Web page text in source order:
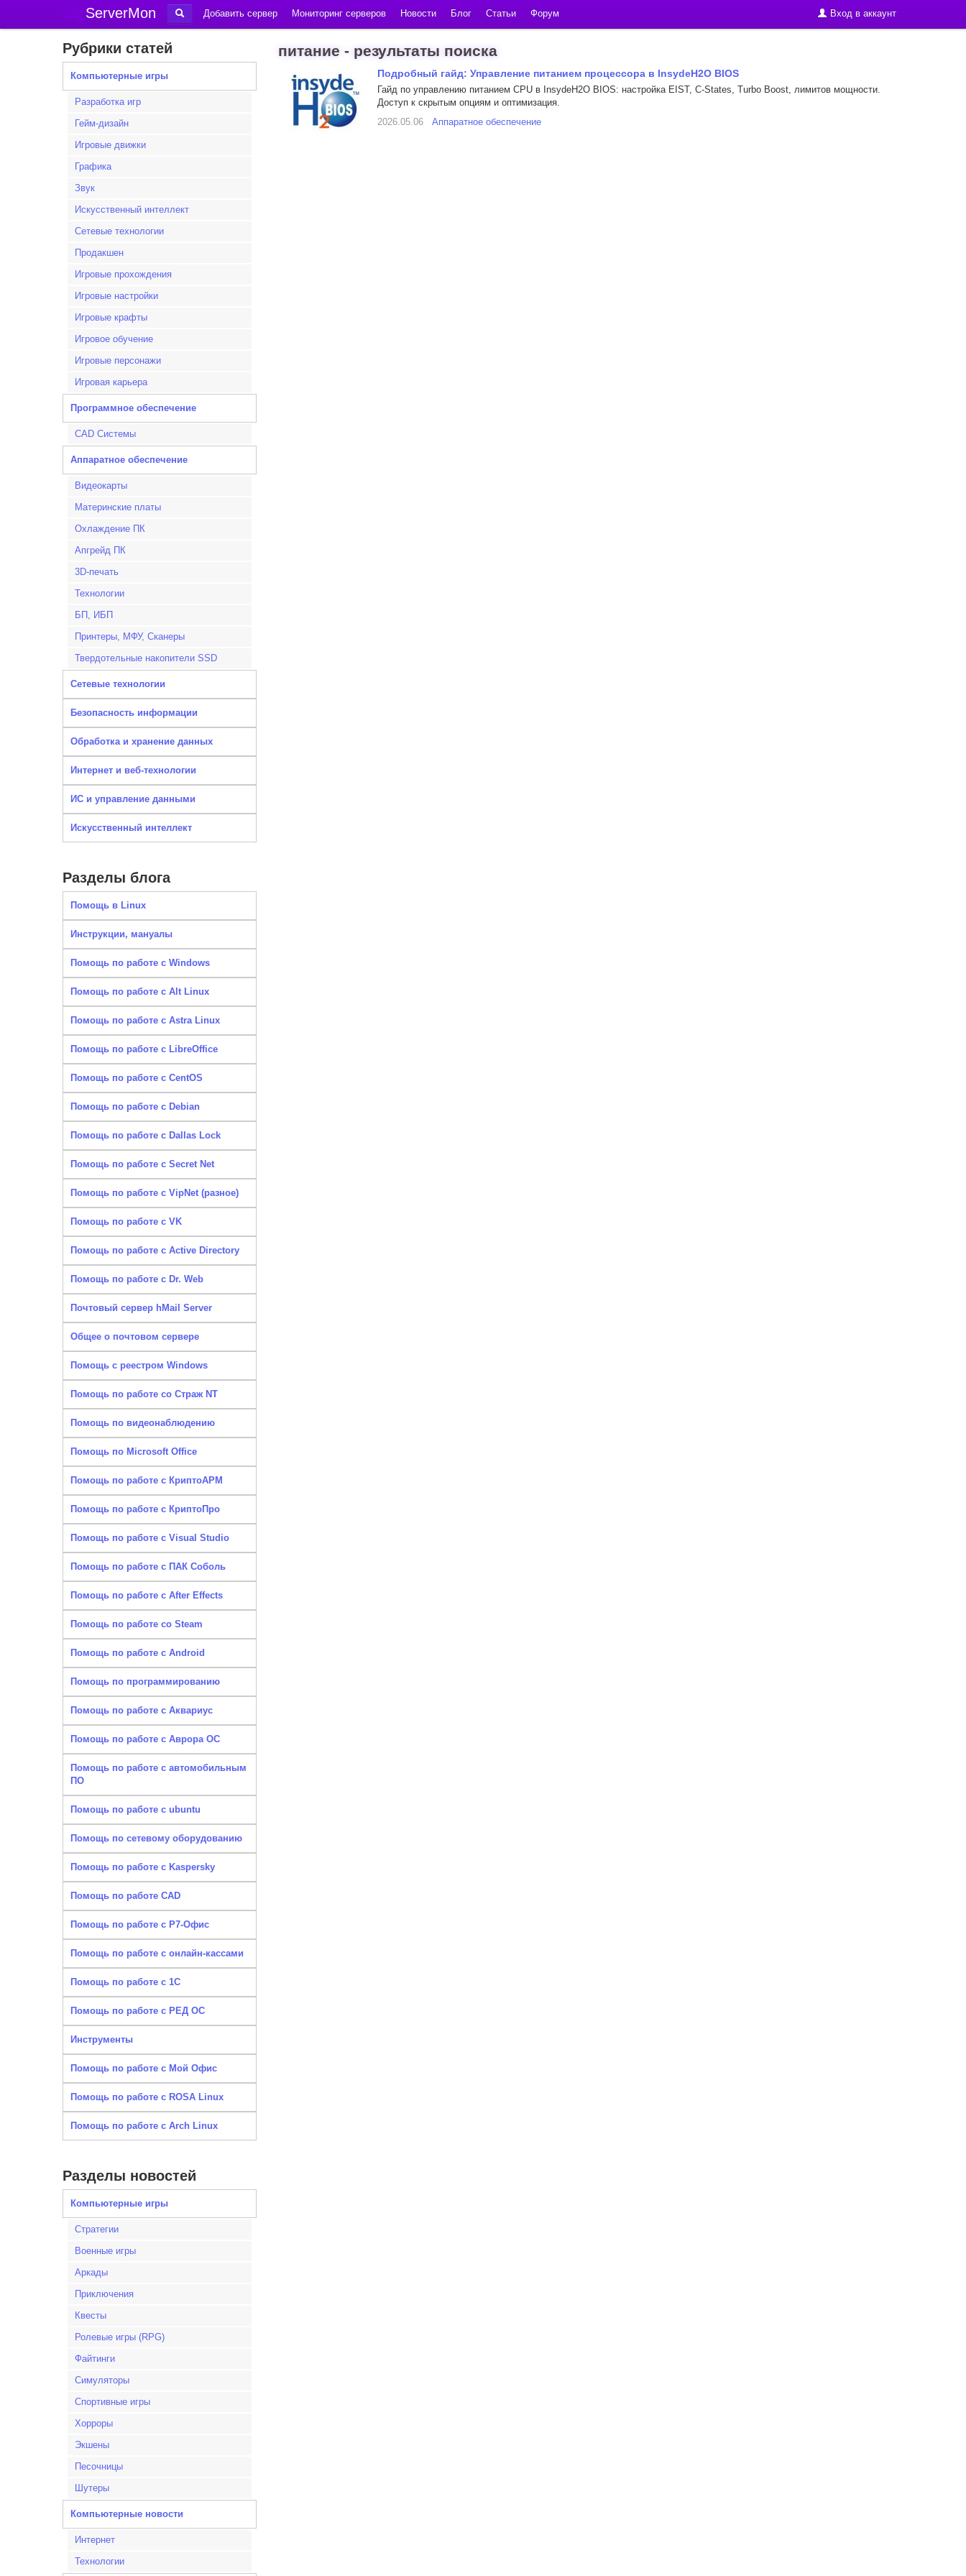
ServerMon Добавить сервер Мониторинг серверов Новости Блог Статьи Форум Вход в аккаунт
Рубрики статей
Компьютерные игры
Разработка игр
Гейм-дизайн
Игровые движки
Графика
Звук
Искусственный интеллект
Сетевые технологии
Продакшен
Игровые прохождения
Игровые настройки
Игровые крафты
Игровое обучение
Игровые персонажи
Игровая карьера
Программное обеспечение
CAD Системы
Аппаратное обеспечение
Видеокарты
Материнские платы
Охлаждение ПК
Апгрейд ПК
3D-печать
Технологии
БП, ИБП
Принтеры, МФУ, Сканеры
Твердотельные накопители SSD
Сетевые технологии
Безопасность информации
Обработка и хранение данных
Интернет и веб-технологии
ИС и управление данными
Искусственный интеллект
Разделы блога
Помощь в Linux
Инструкции, мануалы
Помощь по работе с Windows
Помощь по работе с Alt Linux
Помощь по работе с Astra Linux
Помощь по работе с LibreOffice
Помощь по работе с CentOS
Помощь по работе с Debian
Помощь по работе с Dallas Lock
Помощь по работе с Secret Net
Помощь по работе с VipNet (разное)
Помощь по работе с VK
Помощь по работе с Active Directory
Помощь по работе с Dr. Web
Почтовый сервер hMail Server
Общее о почтовом сервере
Помощь с реестром Windows
Помощь по работе со Страж NT
Помощь по видеонаблюдению
Помощь по Microsoft Office
Помощь по работе с КриптоАРМ
Помощь по работе с КриптоПро
Помощь по работе с Visual Studio
Помощь по работе с ПАК Соболь
Помощь по работе с After Effects
Помощь по работе со Steam
Помощь по работе с Android
Помощь по программированию
Помощь по работе с Аквариус
Помощь по работе с Аврора ОС
Помощь по работе с автомобильным
ПО
Помощь по работе с ubuntu
Помощь по сетевому оборудованию
Помощь по работе с Kaspersky
Помощь по работе CAD
Помощь по работе с Р7-Офис
Помощь по работе с онлайн-кассами
Помощь по работе с 1С
Помощь по работе с РЕД ОС
Инструменты
Помощь по работе с Мой Офис
Помощь по работе с ROSA Linux
Помощь по работе с Arch Linux
Разделы новостей
Компьютерные игры
Стратегии
Военные игры
Аркады
Приключения
Квесты
Ролевые игры (RPG)
Файтинги
Симуляторы
Спортивные игры
Хорроры
Экшены
Песочницы
Шутеры
Компьютерные новости
Интернет
Технологии
питание - результаты поиска
Подробный гайд: Управление питанием процессора в InsydeH2O BIOS
Гайд по управлению питанием CPU в InsydeH2O BIOS: настройка EIST, C-States, Turbo Boost, лимитов мощности.
Доступ к скрытым опциям и оптимизация.
2026.05.06
Аппаратное обеспечение